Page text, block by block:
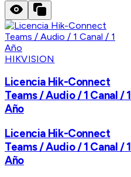
HIKVISION
Licencia Hik-Connect
Teams / Audio / 1 Canal / 1
Año
Licencia Hik-Connect
Teams / Audio / 1 Canal / 1
Año